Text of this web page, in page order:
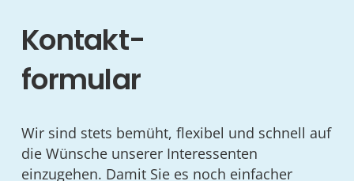
Kontakt-
formular
Wir sind stets bemüht, flexibel und schnell auf
die Wünsche unserer Interessenten
einzugehen. Damit Sie es noch einfacher